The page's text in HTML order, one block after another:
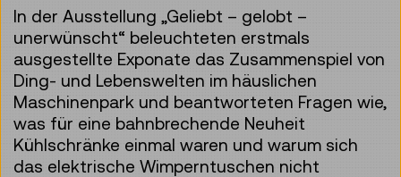
In der Ausstellung „Geliebt – gelobt –
unerwünscht“ beleuchteten erstmals
ausgestellte Exponate das Zusammenspiel von
Ding- und Lebenswelten im häuslichen
Maschinenpark und beantworteten Fragen wie,
was für eine bahnbrechende Neuheit
Kühlschränke einmal waren und warum sich
das elektrische Wimperntuschen nicht